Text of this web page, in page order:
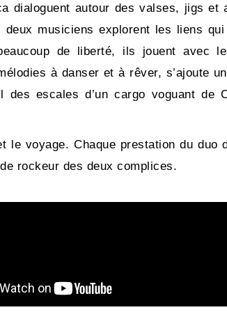
dialoguent autour des valses, jigs et
deux musiciens explorent les liens
de liberté, ils jouent avec
à danser et à rêver, s’ajoute
escales d’un cargo voguant de
le voyage. Chaque prestation du duo
rockeur des deux complices.